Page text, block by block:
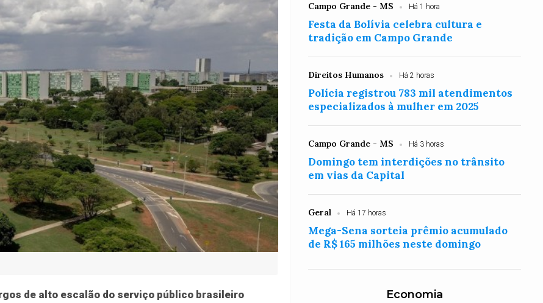
de alto escalão do serviço público brasileiro
Campo Grande - MS Há 1 hora
Festa da Bolívia celebra cultura e
tradição em Campo Grande
Direitos Humanos Há 2 horas
Polícia registrou 783 mil atendimentos
especializados à mulher em 2025
Campo Grande - MS Há 3 horas
Domingo tem interdições no trânsito
em vias da Capital
Geral Há 17 horas
Mega-Sena sorteia prêmio acumulado
de R$ 165 milhões neste domingo
Economia